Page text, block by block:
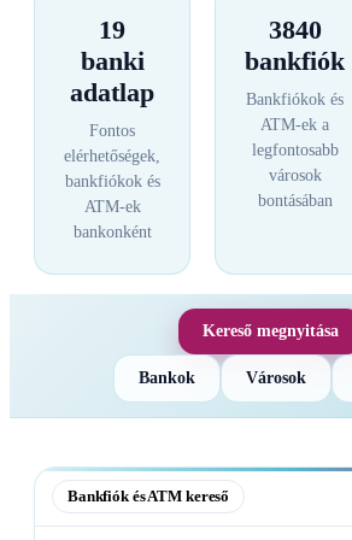
19
banki
adatlap
Fontos
elérhetőségek,
bankfiókok és
ATM-ek
bankonként
3840
bankfiók
Bankfiókok és
ATM-ek a
legfontosabb
városok
bontásában
Kereső megnyitása
Bankok Városok
Bankfiók és ATM kereső